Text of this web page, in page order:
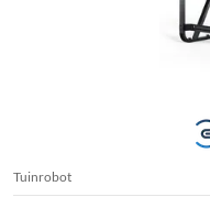
Tuinrobot